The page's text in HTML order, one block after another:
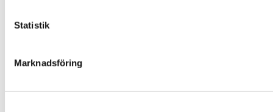
Statistik
Marknadsföring